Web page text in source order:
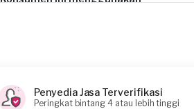
Penyedia Jasa Terverifikasi
Peringkat bintang 4 atau lebih tinggi